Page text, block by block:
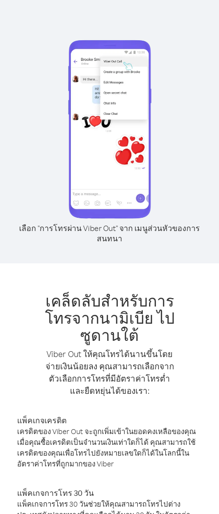
เลือก "การโทรผ่าน Viber Out" จาก เมนูส่วนหัวของการ
สนทนา
เคล็ดลับสำหรับการ
โทรจากนามิเบีย ไป
ซูดานใต้
Viber Out ให้คุณโทรได้นานขึ้นโดย
จ่ายเงินน้อยลง คุณสามารถเลือกจาก
ตัวเลือกการโทรที่มีอัตราค่าโทรต่ำ
และยืดหยุ่นได้ของเรา:
แพ็คเกจเครดิต
เครดิตของ Viber Out จะถูกเพิ่มเข้าในยอดคงเหลือของคุณ
เมื่อคุณซื้อเครดิตเป็นจำนวนเงินเท่าใดก็ได้ คุณสามารถใช้
เครดิตของคุณเพื่อโทรไปยังหมายเลขใดก็ได้ในโลกนี้ใน
อัตราค่าโทรที่ถูกมากของ Viber
แพ็คเกจการโทร 30 วัน
แพ็คเกจการโทร 30 วันช่วยให้คุณสามารถโทรไปต่าง